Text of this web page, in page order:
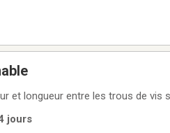
et longueur entre les trous de vis
jours